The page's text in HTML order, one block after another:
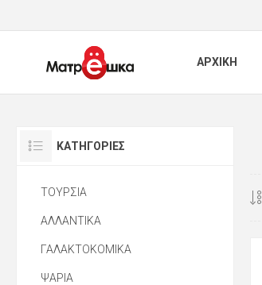
ΑΡΧΙΚΗ
ΚΑΤΗΓΟΡΊΕΣ
ΤΟΥΡΣΙΑ
ΑΛΛΑΝΤΙΚΑ
ΓΑΛΑΚΤΟΚΟΜΙΚΑ
ΨΑΡΙΑ